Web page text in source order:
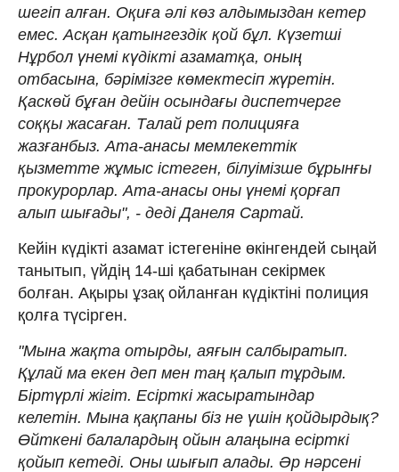
шегіп алған. Оқиға әлі көз алдымыздан кетер
емес. Асқан қатынгездік қой бұл. Күзетші
Нұрбол үнемі күдікті азаматқа, оның
отбасына, бәрімізге көмектесіп жүретін.
Қаскөй бұған дейін осындағы диспетчерге
соққы жасаған. Талай рет полицияға
жазғанбыз. Ата-анасы мемлекеттік
қызметте жұмыс істеген, білуімізше бұрынғы
прокурорлар. Ата-анасы оны үнемі қорғап
алып шығады", - деді Данеля Сартай.
Кейін күдікті азамат істегеніне өкінгендей сыңай
танытып, үйдің 14-ші қабатынан секірмек
болған. Ақыры ұзақ ойланған күдіктіні полиция
қолға түсірген.
"Мына жақта отырды, аяғын салбыратып.
Құлай ма екен деп мен таң қалып тұрдым.
Біртүрлі жігіт. Есірткі жасыратындар
келетін. Мына қақпаны біз не үшін қойдырдық?
Өйткені балалардың ойын алаңына есірткі
қойып кетеді. Оны шығып алады. Әр нәрсені